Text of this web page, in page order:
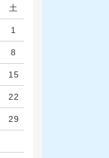
土
1
8
15
22
29